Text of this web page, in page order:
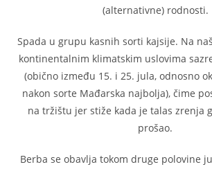
(alternativne) rodnosti.
Spada u grupu kasnih sorti kajsije. Na
kontinentalnim klimatskim uslovima
(obično između 15. i 25. jula, odnosno
nakon sorte Mađarska najbolja), čime
na tržištu jer stiže kada je talas zrenja
prošao.
Berba se obavlja tokom druge polovine